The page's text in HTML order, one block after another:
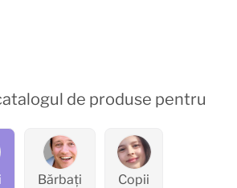
de produse pentru
Bărbați
Copii